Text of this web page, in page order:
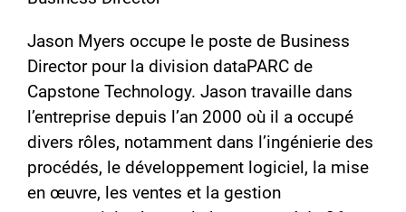
Jason Myers occupe le poste de Business
Director pour la division dataPARC de
Capstone Technology. Jason travaille dans
l’entreprise depuis l’an 2000 où il a occupé
divers rôles, notamment dans l’ingénierie des
procédés, le développement logiciel, la mise
en œuvre, les ventes et la gestion